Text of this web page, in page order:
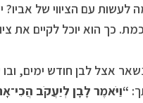
לעשות עם הציווי של
כך הוא יוכל לקיים את
אצל לבן חודש ימים,
“וַיֹּאמֶר לָבָן לְיַעֲקֹב